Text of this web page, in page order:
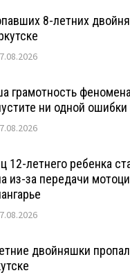
8-летних
грамотность
ни одной
12-летнего ребенка
из-за передачи
двойняшки